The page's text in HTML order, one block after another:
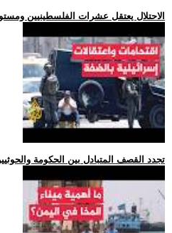
.. الاحتلال يعتقل عشرات الفلسطينيين
.. تجدد القصف المتبادل بين الحكومة